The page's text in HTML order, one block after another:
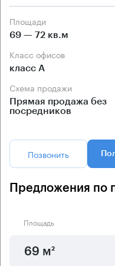
Площади
69 — 72 кв.м
Класс офисов
класс А
Схема продажи
Прямая продажа без
посредников
Позвонить
Предложения по
Площадь
69 м²